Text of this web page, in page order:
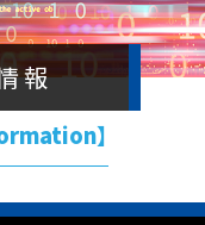
報
】